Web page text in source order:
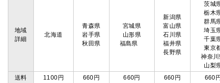
地域
詳細
北海道
青森県
岩手県
秋田県
宮城県
山形県
福島県
新潟県
富山県
石川県
福井県
長野県
茨城
栃木
群馬
埼玉
千葉
東京
神奈
山梨
送料
1100円 660円 660円 660円 660